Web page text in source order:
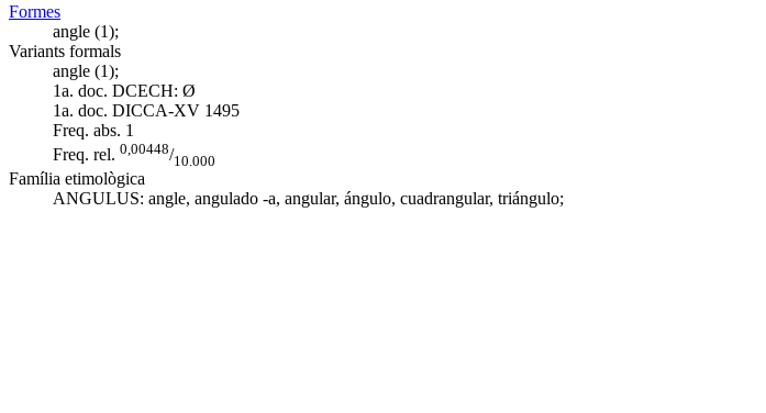
Formes
angle (1);
Variants formals
angle (1);
1a. doc. DCECH: Ø
1a. doc. DICCA-XV 1495
Freq. abs. 1
Freq. rel. 0,00448/10.000
Família etimològica
ANGULUS: angle, angulado -a, angular, ángulo, cuadrangular, triángulo;